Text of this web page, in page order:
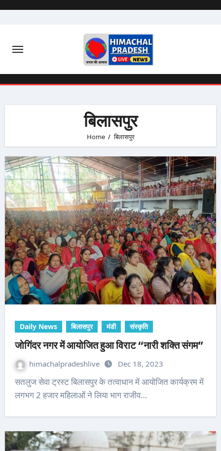
बिलासपुर
Home बिलासपुर
Daily News बिलासपुर मंडी संस्कृति
जोगिंदर नगर में आयोजित हुआ विराट “नारी शक्ति संगम”
himachalpradeshlive Dec 18, 2023
सतलुज सेवा ट्रस्ट बिलासपुर के तत्वाधान में आयोजित कार्यक्रम में
लगभग 2 हजार महिलाओं ने लिया भाग राजीव…